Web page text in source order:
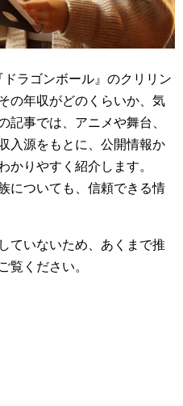
ドラゴンボール』のクリリン
の年収がどのくらいか、気
記事では、アニメや舞台、
入源をもとに、公開情報か
かりやすく紹介します。
についても、信頼できる情
ていないため、あくまで推
覧ください。